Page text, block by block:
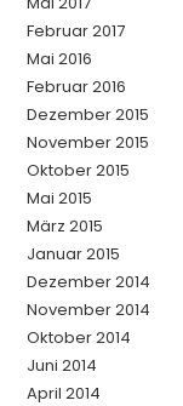
Februar 2017
Mai 2016
Februar 2016
Dezember 2015
November 2015
Oktober 2015
Mai 2015
März 2015
Januar 2015
Dezember 2014
November 2014
Oktober 2014
Juni 2014
April 2014